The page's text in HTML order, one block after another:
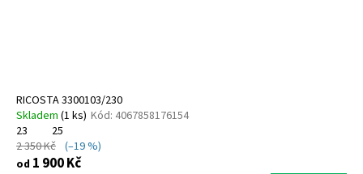
RICOSTA 3300103/230
Skladem (1 ks) Kód: 4067858176154
23
25
2 350 Kč (–19 %)
od 1 900 Kč